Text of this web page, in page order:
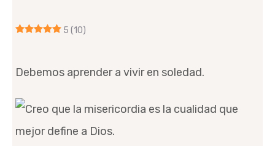
5 (10)
Debemos aprender a vivir en soledad.